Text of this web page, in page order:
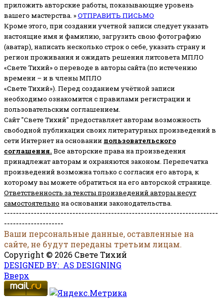
приложить авторские работы, показывающие уровень
вашего мастерства. »ОТПРАВИТЬ ПИСЬМО
Кроме этого, при создании учетной записи следует указать
настоящие имя и фамилию, загрузить свою фотографию
(аватар), написать несколько строк о себе, указать страну и
регион проживания и ожидать решения литсовета МПЛО
«Свете Тихий» о переводе в авторы сайта (по истечению
времени – и в члены МПЛО
«Свете Тихий»). Перед созданием учётной записи
необходимо ознакомится с правилами регистрации и
пользовательским соглашением.
Сайт "Свете Тихий" предоставляет авторам возможность
свободной публикации своих литературных произведений в
сети Интернет на основании пользовательского
соглашения. Все авторские права на произведения
принадлежат авторам и охраняются законом. Перепечатка
произведений возможна только с согласия его автора, к
которому вы можете обратиться на его авторской странице.
Ответственность за тексты произведений авторы несут
самостоятельно на основании законодательства.
------------------------------------------------------------------------
--------------------
Ваши персональные данные, оставленные на
сайте, не будут переданы третьим лицам.
Copyright © 2026 Свете Тихий
DESIGNED BY: AS DESIGNING
Вверх